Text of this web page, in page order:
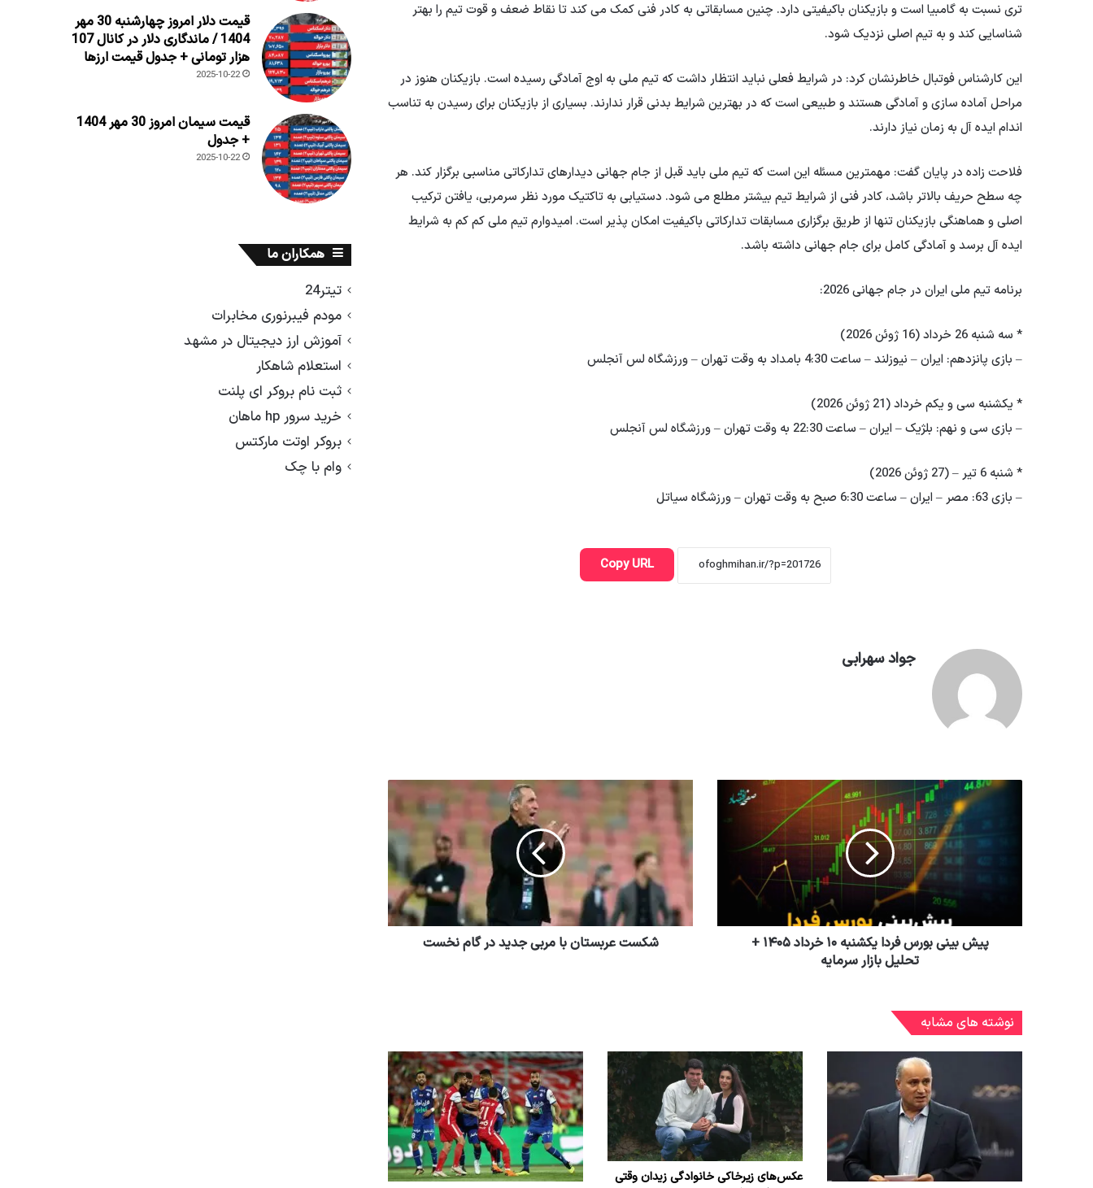
تری نسبت به گامبیا است و بازیکنان باکیفیتی دارد. چنین مسابقاتی به کادر فنی کمک می کند تا نقاط ضعف و قوت تیم را بهتر
شناسایی کند و به تیم اصلی نزدیک شود.
این کارشناس فوتبال خاطرنشان کرد: در شرایط فعلی نباید انتظار داشت که تیم ملی به اوج آمادگی رسیده است. بازیکنان هنوز در
مراحل آماده سازی و آمادگی هستند و طبیعی است که در بهترین شرایط بدنی قرار ندارند. بسیاری از بازیکنان برای رسیدن به تناسب
اندام ایده آل به زمان نیاز دارند.
فلاحت زاده در پایان گفت: مهمترین مسئله این است که تیم ملی باید قبل از جام جهانی دیدارهای تدارکاتی مناسبی برگزار کند. هر
چه سطح حریف بالاتر باشد، کادر فنی از شرایط تیم بیشتر مطلع می شود. دستیابی به تاکتیک مورد نظر سرمربی، یافتن ترکیب
اصلی و هماهنگی بازیکنان تنها از طریق برگزاری مسابقات تدارکاتی باکیفیت امکان پذیر است. امیدوارم تیم ملی کم کم به شرایط
ایده آل برسد و آمادگی کامل برای جام جهانی داشته باشد.
برنامه تیم ملی ایران در جام جهانی 2026:
* سه شنبه 26 خرداد (16 ژوئن 2026)
– بازی پانزدهم: ایران – نیوزلند – ساعت 4:30 بامداد به وقت تهران – ورزشگاه لس آنجلس
* یکشنبه سی و یکم خرداد (21 ژوئن 2026)
– بازی سی و نهم: بلژیک – ایران – ساعت 22:30 به وقت تهران – ورزشگاه لس آنجلس
* شنبه 6 تیر – (27 ژوئن 2026)
– بازی 63: مصر – ایران – ساعت 6:30 صبح به وقت تهران – ورزشگاه سیاتل
Copy URL
جواد سهرابی
پیش بینی بورس فردا یکشنبه ۱۰ خرداد ۱۴۰۵ +
تحلیل بازار سرمایه
شکست عربستان با مربی جدید در گام نخست
نوشته های مشابه
عکس‌های زیرخاکی خانوادگی زیدان وقتی
قیمت دلار امروز چهارشنبه 30 مهر
1404 / ماندگاری دلار در کانال 107
هزار تومانی + جدول قیمت ارزها
2025-10-22
قیمت سیمان امروز 30 مهر 1404
+ جدول
2025-10-22
همکاران ما
تیتر24
مودم فیبرنوری مخابرات
آموزش ارز دیجیتال در مشهد
استعلام شاهکار
ثبت نام بروکر ای پلنت
خرید سرور hp ماهان
بروکر اوتت مارکتس
وام با چک